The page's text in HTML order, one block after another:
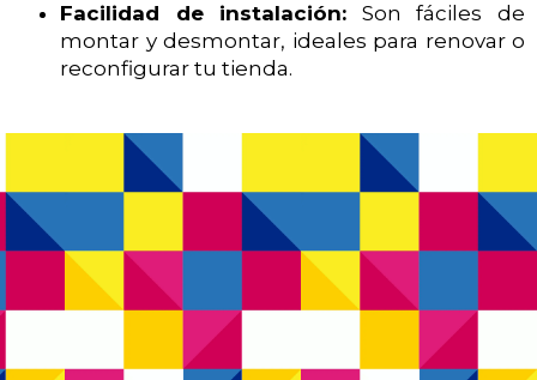
Facilidad de instalación: Son fáciles de
montar y desmontar, ideales para renovar o
reconfigurar tu tienda.